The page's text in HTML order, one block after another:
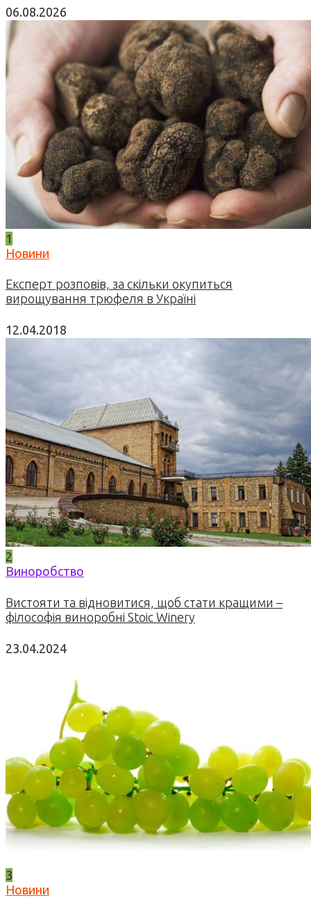
06.08.2026
1
Новини
Експерт розповів, за скільки окупиться
вирощування трюфеля в Україні
12.04.2018
2
Виноробство
Вистояти та відновитися, щоб стати кращими –
філософія виноробні Stoic Winery
23.04.2024
3
Новини